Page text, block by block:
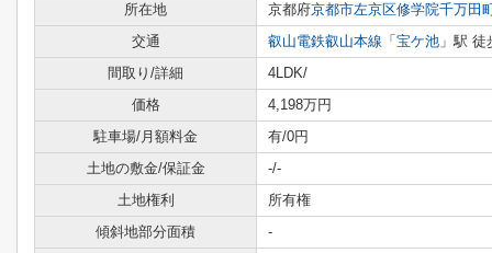
所在地 京都府京都市左京区修学院千万田
交通
叡山電鉄叡山本線 「 宝ケ池 」駅 徒
間取り/詳細
4LDK/
価格
4,198万円
駐車場/月額料金
有/0円
土地の敷金/保証金
-/-
土地権利
所有権
傾斜地部分面積
-